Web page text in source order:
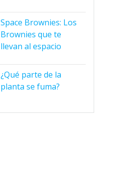
Space Brownies: Los
Brownies que te
llevan al espacio
¿Qué parte de la
planta se fuma?